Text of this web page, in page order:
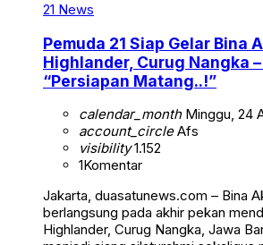
21 News
Pemuda 21 Siap Gelar Bina
Highlander, Curug Nangka
“Persiapan Matang..!”
calendar_monthMinggu, 24
account_circleAfs
visibility1.152
1Komentar
Jakarta, duasatunews.com – Bina
berlangsung pada akhir pekan
Highlander, Curug Nangka, Jawa